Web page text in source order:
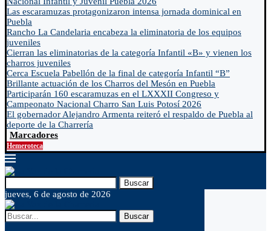
Las escaramuzas protagonizaron intensa jornada dominical en
Puebla
Rancho La Candelaria encabeza la eliminatoria de los equipos
juveniles
Cierran las eliminatorias de la categoría Infantil «B» y vienen los
charros juveniles
Cerca Escuela Pabellón de la final de categoría Infantil “B”
Brillante actuación de los Charros del Mesón en Puebla
Participarán 160 escaramuzas en el LXXXII Congreso y
Campeonato Nacional Charro San Luis Potosí 2026
El gobernador Alejandro Armenta reiteró el respaldo de Puebla al
deporte de la Charrería
Marcadores
Hemeroteca
Buscar
jueves, 6 de agosto de 2026
Buscar